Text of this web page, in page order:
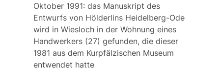
Oktober 1991: das Manuskript des
Entwurfs von Hölderlins Heidelberg-Ode
wird in Wiesloch in der Wohnung eines
Handwerkers (27) gefunden, die dieser
1981 aus dem Kurpfälzischen Museum
entwendet hatte